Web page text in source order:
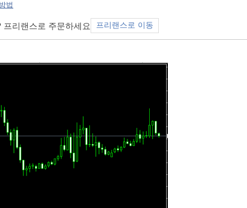
법
리랜스로 주문하세요 프리랜스로 이동